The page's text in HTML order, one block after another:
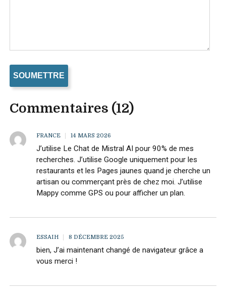
Commentaires (12)
J’utilise Le Chat de Mistral AI pour 90% de mes
recherches. J’utilise Google uniquement pour les
restaurants et les Pages jaunes quand je cherche un
artisan ou commerçant près de chez moi. J’utilise
Mappy comme GPS ou pour afficher un plan.
FRANCE 14 MARS 2026
bien, J’ai maintenant changé de navigateur grâce a
vous merci !
ESSAIH 8 DÉCEMBRE 2025